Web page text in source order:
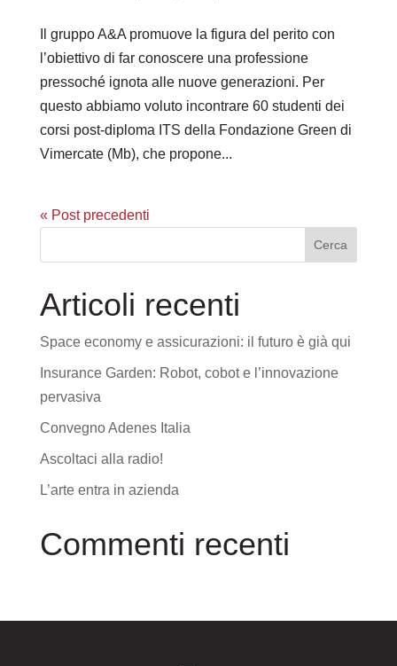
Il gruppo A&A promuove la figura del perito con
l’obiettivo di far conoscere una professione
pressoché ignota alle nuove generazioni. Per
questo abbiamo voluto incontrare 60 studenti dei
corsi post-diploma ITS della Fondazione Green di
Vimercate (Mb), che propone...
« Post precedenti
Articoli recenti
Space economy e assicurazioni: il futuro è già qui
Insurance Garden: Robot, cobot e l’innovazione
pervasiva
Convegno Adenes Italia
Ascoltaci alla radio!
L’arte entra in azienda
Commenti recenti